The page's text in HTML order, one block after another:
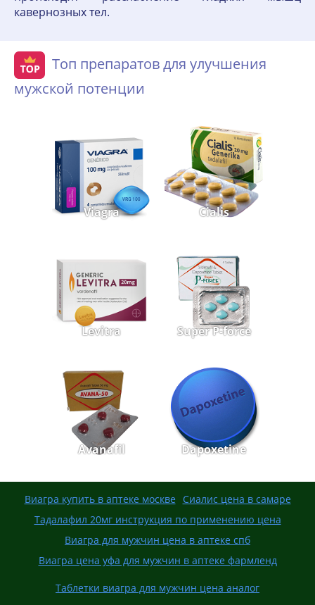
кавернозных тел.
Топ препаратов для улучшения
мужской потенции
Viagra Cialis
Levitra Super P-force
Avanafil Dapoxetine
Виагра купить в аптеке москве Сиалис цена в самаре
Тадалафил 20мг инструкция по применению цена
Виагра для мужчин цена в аптеке спб
Виагра цена уфа для мужчин в аптеке фармленд
Таблетки виагра для мужчин цена аналог